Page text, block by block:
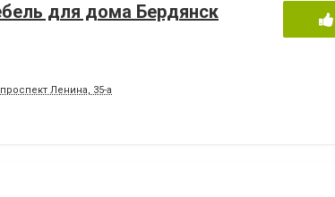
для дома Бердянск
Ленина, 35-а